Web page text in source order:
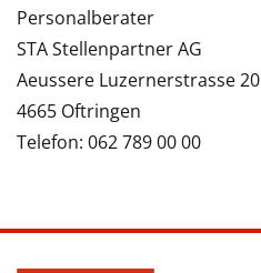
Personalberater
STA Stellenpartner AG
Aeussere Luzernerstrasse 20
4665 Oftringen
Telefon: 062 789 00 00